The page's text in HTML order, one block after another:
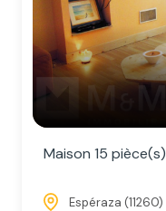
Maison 15 pièce(s)
Espéraza (11260)